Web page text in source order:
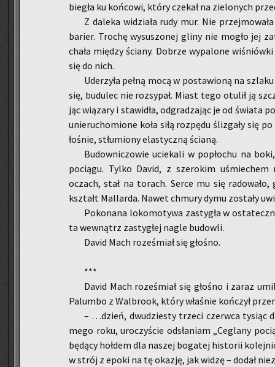
bie­gła ku koń­co­wi, który cze­kał na zie­lo­nych
Z da­le­ka wi­dzia­ła rudy mur. Nie
ba­rier. Tro­chę wy­su­szo­nej gliny nie mogło jej
cha­ła mię­dzy ścia­ny. Do­brze wy­pa­lo­ne
się do nich.
Ude­rzy­ła pełną mocą w po­sta­wio­ną na
się, bu­du­lec nie roz­sy­pał. Miast tego otu­lił ją
jąc wią­za­ry i sta­wi­dła, od­gra­dza­jąc je od świa­ta
unie­ru­cho­mio­ne koła siłą roz­pę­du śli­zga­ły się
ło­śnie, stłu­mio­ny ela­stycz­ną ścia­ną.
Bu­dow­ni­czo­wie ucie­ka­li w po­pło­chu na
po­cią­gu. Tylko David, z sze­ro­kim
oczach, stał na to­rach. Serce mu się
kształt Mal­lar­da. Nawet chmu­ry dymu zo­sta­ły
Po­ko­na­na lo­ko­mo­ty­wa za­sty­gła w
ta we­wnątrz za­sty­głej nagle bu­dow­li.
David Mach ro­ze­śmiał się gło­śno.
***
David Mach ro­ze­śmiał się gło­śno i zaraz
Pa­lum­bo z Wal­bro­ok, który wła­śnie koń­czył
– …dzień, dwu­dzie­sty trze­ci czerw­ca ty­siąc
me­go roku, uro­czy­ście od­sła­niam „Ce­gla­ny
bę­dą­cy hoł­dem dla na­szej bo­ga­tej hi­sto­rii
w strój z epoki na tę oka­zję, jak widzę – dodał